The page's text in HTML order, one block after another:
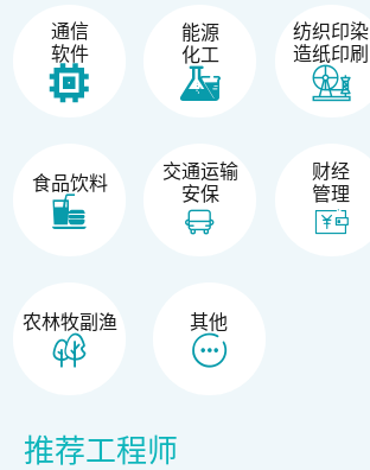
通信
软件
能源
化工
纺织印染
造纸印刷
食品饮料
交通运输
安保
财经
管理
农林牧副渔 其他
推荐工程师